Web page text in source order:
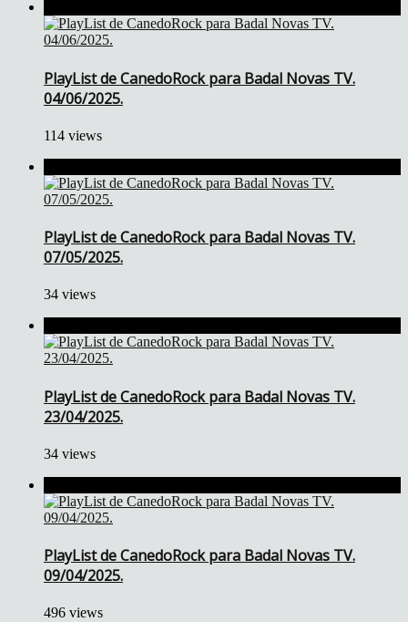
PlayList de CanedoRock para Badal Novas TV.
04/06/2025.
114 views
PlayList de CanedoRock para Badal Novas TV.
07/05/2025.
34 views
PlayList de CanedoRock para Badal Novas TV.
23/04/2025.
34 views
PlayList de CanedoRock para Badal Novas TV.
09/04/2025.
496 views